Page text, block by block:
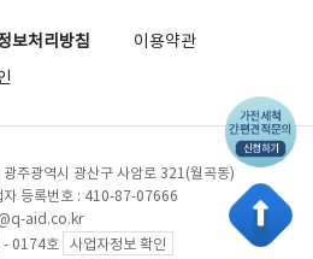
보처리방침
이용약관
주광역시 광산구 사암로 321(월곡동)
등록번호 : 410-87-07666
aid.co.kr
- 0174호
사업자정보 확인